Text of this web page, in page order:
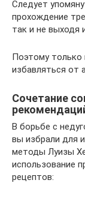
Следует
прохождение
так и не выходя
Поэтому только
избавляться от
Сочетание
В борьбе с
вы избрали для
методы Луизы
использование
рецептов: